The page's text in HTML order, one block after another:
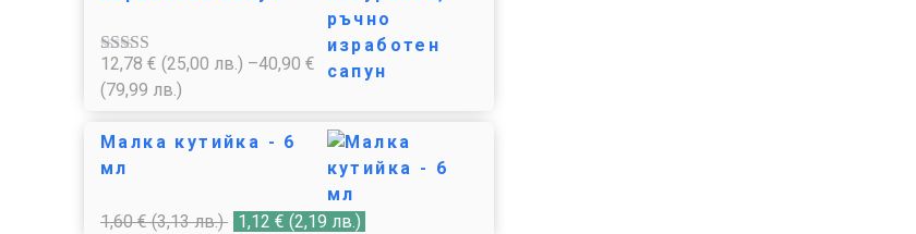
Оценено с
4.85от 5
12,78 € (25,00 лв.) –40,90 €
(79,99 лв.)
Малка кутийка - 6
мл
1,60€(3,13 лв.) 1,12 € (2,19 лв.)